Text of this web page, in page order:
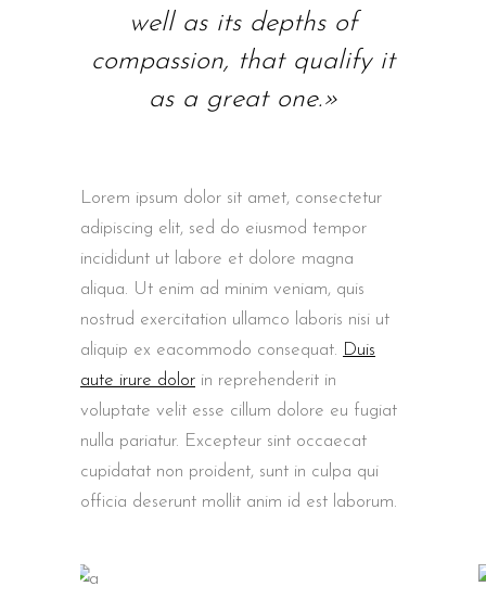
well as its depths of
compassion, that qualify it
as a great one.»
Lorem ipsum dolor sit amet, consectetur
adipiscing elit, sed do eiusmod tempor
incididunt ut labore et dolore magna
aliqua. Ut enim ad minim veniam, quis
nostrud exercitation ullamco laboris nisi ut
aliquip ex eacommodo consequat. Duis
aute irure dolor in reprehenderit in
voluptate velit esse cillum dolore eu fugiat
nulla pariatur. Excepteur sint occaecat
cupidatat non proident, sunt in culpa qui
officia deserunt mollit anim id est laborum.